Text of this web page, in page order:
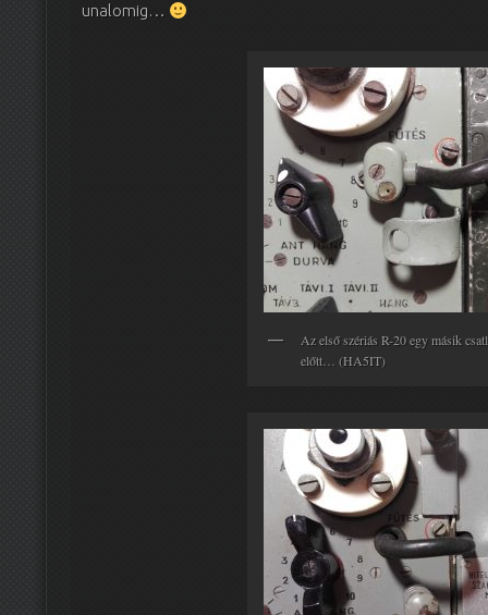
unalomig…
Az első szériás R-20 egy másik
előtt… (HA5IT)